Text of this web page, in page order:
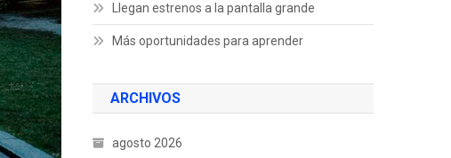
Llegan estrenos a la pantalla grande
Más oportunidades para aprender
ARCHIVOS
agosto 2026